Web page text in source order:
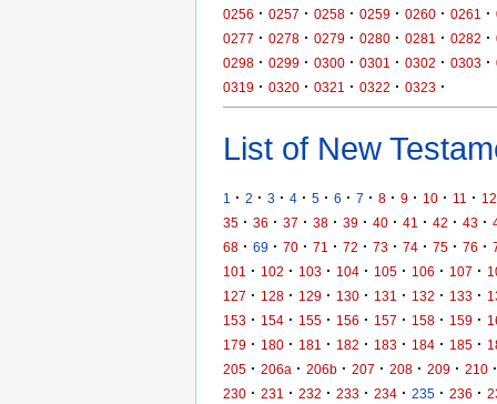
0256 · 0257 · 0258 · 0259 · 0260 · 0261 ·
0277 · 0278 · 0279 · 0280 · 0281 · 0282 ·
0298 · 0299 · 0300 · 0301 · 0302 · 0303 ·
0319 · 0320 · 0321 · 0322 · 0323 ·
List of New
1 · 2 · 3 · 4 · 5 · 6 · 7 · 8 · 9 · 10 · 11 · 12
35 · 36 · 37 · 38 · 39 · 40 · 41 · 42 · 43 ·
68 · 69 · 70 · 71 · 72 · 73 · 74 · 75 · 76 ·
101
· 102 · 103 · 104 · 105 · 106 · 107 ·
127 · 128 · 129 · 130 · 131 · 132 · 133 ·
153 · 154 · 155 · 156 · 157 · 158 · 159 ·
179 · 180 · 181 · 182 · 183 · 184 · 185 ·
205 · 206a · 206b · 207 · 208 · 209 · 210 ·
230 · 231 · 232 · 233 · 234 · 235 · 236 ·